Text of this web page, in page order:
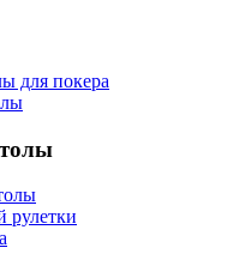
для покера
рулетки